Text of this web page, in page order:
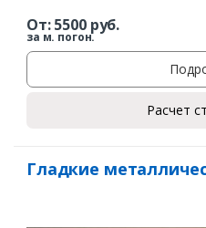
От:5500руб.
за м. погон.
Расчет
Гладкие